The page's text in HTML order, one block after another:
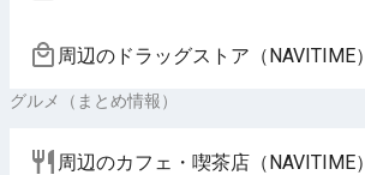
周辺のドラッグストア（NAVITIME）
グルメ（まとめ情報）
周辺のカフェ・喫茶店（NAVITIME）